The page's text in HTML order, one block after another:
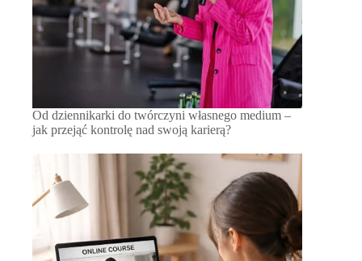
Od dziennikarki do twórczyni własnego medium –
jak przejąć kontrolę nad swoją karierą?